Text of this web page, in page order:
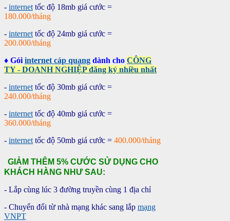
- internet tốc độ 18mb giá cước =
180.000/tháng
- internet tốc độ 24mb giá cước =
200.000/tháng
♦ Gói internet cáp quang dành cho CÔNG
TY - DOANH NGHIỆP đăng ký nhiều nhất
- internet tốc độ 30mb giá cước =
240.000/tháng
- internet tốc độ 40mb giá cước =
360.000/tháng
- internet tốc độ 50mb giá cước = 400.000/tháng
GIẢM THÊM 5% CƯỚC SỬ DỤNG CHO
KHÁCH HÀNG NHƯ SAU:
- Lắp cùng lúc 3 đường truyền cùng 1 địa chỉ
- Chuyển đổi từ nhà mạng khác sang lắp mạng
VNPT